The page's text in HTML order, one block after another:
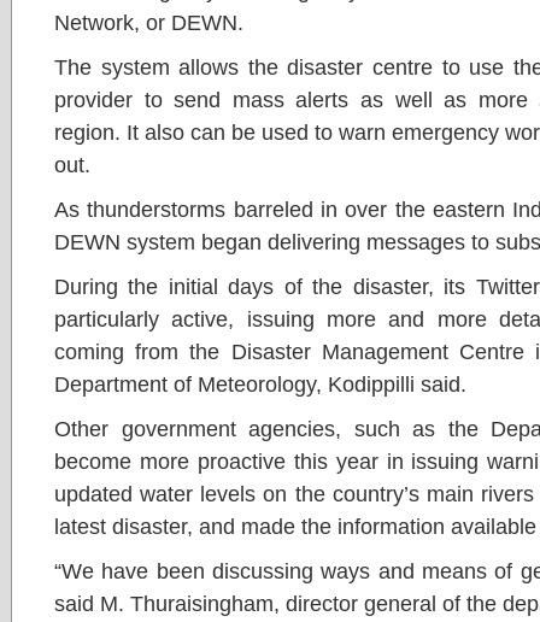
Network, or DEWN.
The system allows the disaster centre to use
provider to send mass alerts as well as more
region. It also can be used to warn emergency
out.
As thunderstorms barreled in over the eastern
DEWN system began delivering messages to
During the initial days of the disaster, its
particularly active, issuing more and more
coming from the Disaster Management
Department of Meteorology, Kodippilli said.
Other government agencies, such as the
become more proactive this year in issuing
updated water levels on the country’s main
latest disaster, and made the information
“We have been discussing ways and means of
said M. Thuraisingham, director general of the